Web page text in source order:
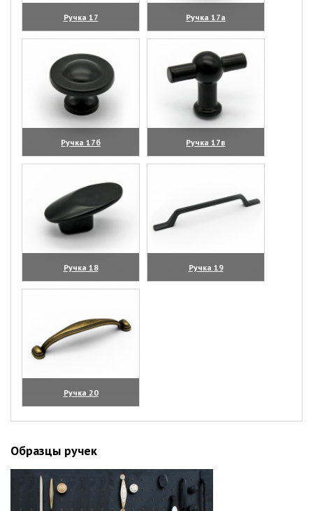
Ручка 17
(увеличить)
Ручка 17а
(увеличить)
Ручка 17б
(увеличить)
Ручка 17в
(увеличить)
Ручка 18
(увеличить)
Ручка 19
(увеличить)
Ручка 20
(увеличить)
Образцы ручек